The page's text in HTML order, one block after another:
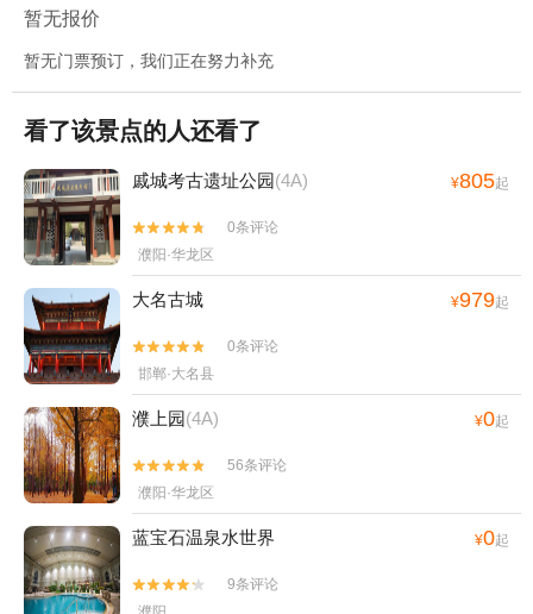
暂无报价
暂无门票预订，我们正在努力补充
看了该景点的人还看了
戚城考古遗址公园(4A) ¥805起


0条评论
濮阳·华龙区
大名古城 ¥979起


0条评论
邯郸·大名县
濮上园(4A) ¥0起


56条评论
濮阳·华龙区
蓝宝石温泉水世界 ¥0起


9条评论